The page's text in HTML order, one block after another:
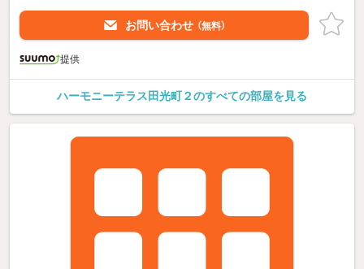
お問い合わせ （無料）
提供
ハーモニーテラス田光町２のすべての部屋を見る